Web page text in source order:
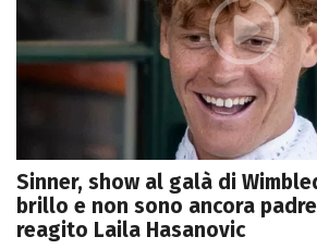
Sinner, show al galà di
brillo e non sono ancora
reagito Laila Hasanovic